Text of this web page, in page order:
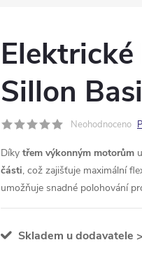
Sillon
Neohodnoceno
Díky třem výkonným motorům
části, což zajišťuje maximální
umožňuje snadné polohování
Skladem u dodavatele